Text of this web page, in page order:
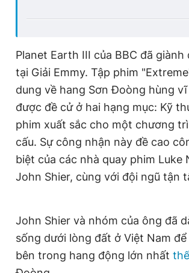
Planet Earth III của BBC đã
tại Giải Emmy. Tập phim
dung về hang Sơn Đoòng hùng
được đề cử ở hai hạng mục: Kỹ
phim xuất sắc cho một chương
cấu. Sự công nhận này đề cao
biệt của các nhà quay phim Luke
John Shier, cùng với đội ngũ tận
John Shier và nhóm của ông đã
sống dưới lòng đất ở Việt Nam
bên trong hang động lớn nhất